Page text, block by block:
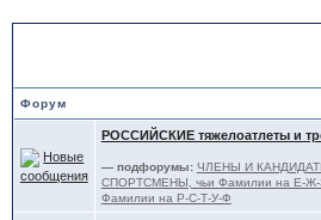
Форум
РОССИЙСКИЕ тяжелоатлеты и
— подфорумы: ЧЛЕНЫ И
СПОРТСМЕНЫ, чьи Фамилии на Е-Ж-
Фамилии на Р-С-Т-У-Ф